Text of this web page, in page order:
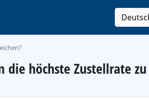
die höchste Zustellrate zu